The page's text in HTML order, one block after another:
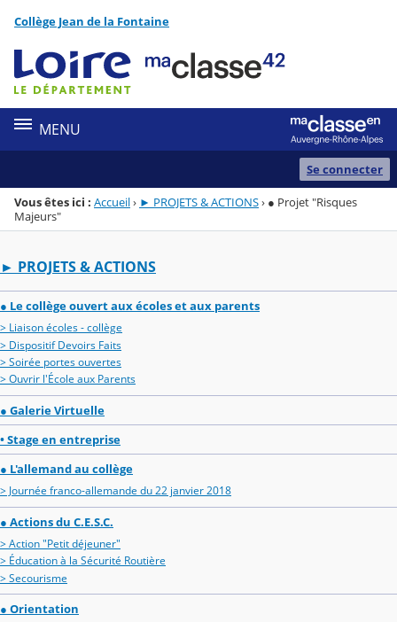
Menu de la rubrique
Contenu
Collège Jean de la Fontaine
MENU
Se connecter
Vous êtes ici : Accueil› ► PROJETS & ACTIONS› ● Projet "Risques
Majeurs"
► PROJETS & ACTIONS
● Le collège ouvert aux écoles et aux parents
> Liaison écoles - collège
> Dispositif Devoirs Faits
> Soirée portes ouvertes
> Ouvrir l'École aux Parents
● Galerie Virtuelle
• Stage en entreprise
● L'allemand au collège
> Journée franco-allemande du 22 janvier 2018
● Actions du C.E.S.C.
> Action "Petit déjeuner"
> Éducation à la Sécurité Routière
> Secourisme
● Orientation